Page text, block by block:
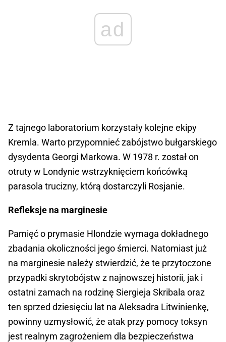
ad
Z tajnego laboratorium korzystały kolejne ekipy
Kremla. Warto przypomnieć zabójstwo bułgarskiego
dysydenta Georgi Markowa. W 1978 r. został on
otruty w Londynie wstrzyknięciem końcówką
parasola trucizny, którą dostarczyli Rosjanie.
Refleksje na marginesie
Pamięć o prymasie Hlondzie wymaga dokładnego
zbadania okoliczności jego śmierci. Natomiast już
na marginesie należy stwierdzić, że te przytoczone
przypadki skrytobójstw z najnowszej historii, jak i
ostatni zamach na rodzinę Siergieja Skribala oraz
ten sprzed dziesięciu lat na Aleksadra Litwinienkę,
powinny uzmysłowić, że atak przy pomocy toksyn
jest realnym zagrożeniem dla bezpieczeństwa